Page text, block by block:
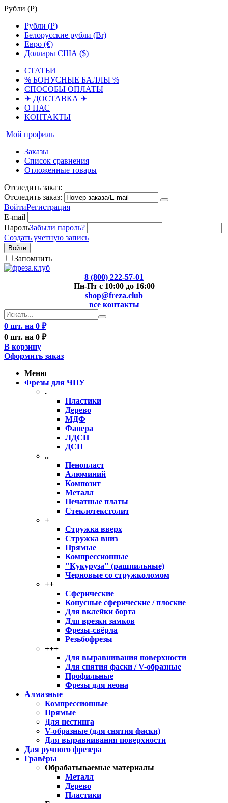
Рубли (Р)
Рубли (Р)
Белорусские рубли (Br)
Евро (€)
Доллары США ($)
СТАТЬИ
% БОНУСНЫЕ БАЛЛЫ %
СПОСОБЫ ОПЛАТЫ
✈ ДОСТАВКА ✈
О НАС
КОНТАКТЫ
Мой профиль
Заказы
Список сравнения
Отложенные товары
Отследить заказ:
Отследить заказ:
ВойтиРегистрация
E-mail
ПарольЗабыли пароль?
Создать учетную запись
Войти
Запомнить
8 (800) 222-57-01
Пн-Пт с 10:00 до 16:00
shop@freza.club
все контакты
0 шт. на 0 ₽
0 шт. на 0 ₽
В корзину
Оформить заказ
Меню
Фрезы для ЧПУ
.
Пластики
Дерево
МДФ
Фанера
ЛДСП
ДСП
..
Пенопласт
Алюминий
Композит
Металл
Печатные платы
Стеклотекстолит
+
Стружка вверх
Стружка вниз
Прямые
Компрессионные
"Кукуруза" (рашпильные)
Черновые со стружколомом
++
Сферические
Конусные сферические / плоские
Для вклейки борта
Для врезки замков
Фрезы-свёрла
Резьбофрезы
+++
Для выравнивания поверхности
Для снятия фаски / V-образные
Профильные
Фрезы для неона
Алмазные
Компрессионные
Прямые
Для нестинга
V-образные (для снятия фаски)
Для выравнивания поверхности
Для ручного фрезера
Гравёры
Обрабатываемые материалы
Металл
Дерево
Пластики